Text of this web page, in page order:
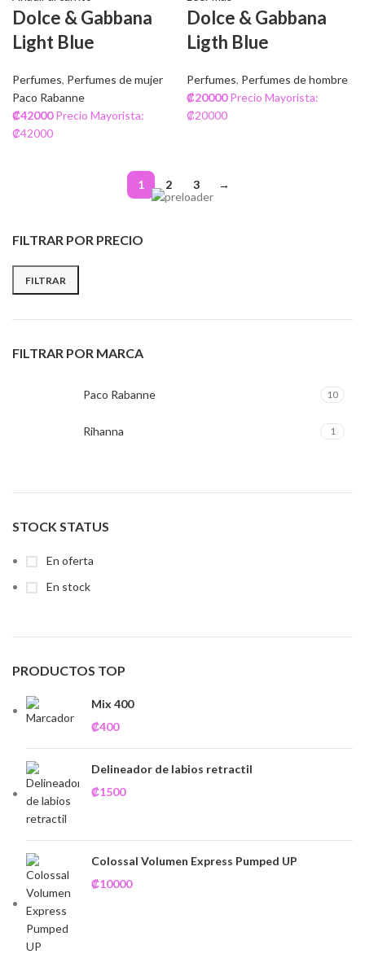
FILTRAR POR PRECIO
FILTRAR
FILTRAR POR MARCA
Paco Rabanne 10
Rihanna 1
STOCK STATUS
En oferta
En stock
PRODUCTOS TOP
Mix 400
₡400
Delineador de labios retractil
₡1500
Colossal Volumen Express Pumped UP
₡10000
Dolce & Gabbana
Light Blue
Perfumes, Perfumes de mujer
Paco Rabanne
₡42000 Precio Mayorista:
₡42000
Dolce & Gabbana
Ligth Blue
Perfumes, Perfumes de hombre
₡20000 Precio Mayorista:
₡20000
1 2 3 →